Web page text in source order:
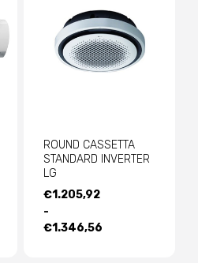
ROUND CASSETTA
STANDARD INVERTER
LG
€1.205,92
-
€1.346,56
FASCIA
DI
PREZZO: